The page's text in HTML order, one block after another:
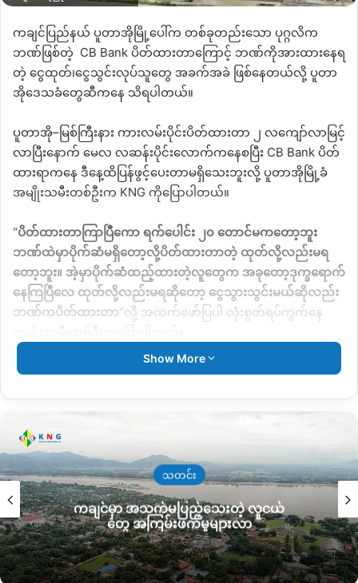
ကချင်ပြည်နယ် ပူတာအိုမြို့ပေါ်က တစ်ခုတည်းသော ပုဂ္ဂလိက
ဘဏ်ဖြစ်တဲ့ CB Bank ပိတ်ထားတာ‌ကြောင့် ဘဏ်ကိုအားထားနေရ
တဲ့ ငွေထုတ်၊ငွေသွင်းလုပ်သူတွေ အခက်အခဲ ဖြစ်နေတယ်လို့ ပူတာ
အိုဒေသခံတွေဆီကနေ သိရပါတယ်။
ပူတာအို–မြစ်ကြီးနား ကားလမ်းပိုင်းပိတ်ထားတာ ၂ လကျော်လာမြင့်
လာပြီးနောက် မေလ လဆန်းပိုင်းလောက်ကနေစပြီး CB Bank ပိတ်
ထားရာကနေ ဒီနေ့ထိပြန်ဖွင့်ပေးတာမရှိသေးဘူးလို့ ပူတာအိုမြို့ခံ
အမျိုးသမီးတစ်ဦးက KNG ကိုပြောပါတယ်။
“ပိတ်ထားတာကြာပြီကော ရက်ပေါင်း ၂၀ တောင်မကတော့ဘူး
ဘဏ်ထဲမှာပိုက်ဆံမရှိတော့လို့ပိတ်ထားတာတဲ့ ထုတ်လို့လည်းမရ
တော့ဘူး။ အဲ့မှာပိုက်ဆံထည့်ထားတဲ့လူတွေက အခုတော့ဒုက္ခရောက်
နေကြပြီလေ ထုတ်လို့လည်းမရဆိုတော့ ငွေသွားသွင်းမယ်ဆိုလည်း
ဘဏ်ကပိတ်ထားတာ”လို့ အထက်ဖော်ပြပါ လုံးစွတ်ရပ်ကွက်နေ
ပူတာအိုCB Bankမှာ ငွေလာသွင်းတဲ့သူတွေထက် ငွေလွဲထုတ်ချင်
များနေတာကြောင့် ငွေသားမလုံလောက်လို့ ပိတ်ထားရတာ
ဖြစ်ကြောင်း
ပါတယ်။
ဒါကြောင့်CB Bankပိတ်ထားတာနဲ့ပတ်သက်ပြီး KNGသတင်းဌာန
က ဆက်သွယ်နေပေမယ့် ဆက်သွယ်လို့ မရသေးပါဘူး။
အခုလိုCB Bankပိတ်ထားတာကြောင့် ဒေသခံတွေဟာလက်ရှိ ပူ
တာအိုမြို့နယ် မြန်မာ့စီးပွားရေးဘဏ်ကိုသွားနေရပေမယ့် အဆင်မ
Show More
သတင်း
ကချင်မှာ အသက်မပြည့်သေးတဲ့ လူငယ်
တွေ အကြမ်းဖက်မှုများလာ